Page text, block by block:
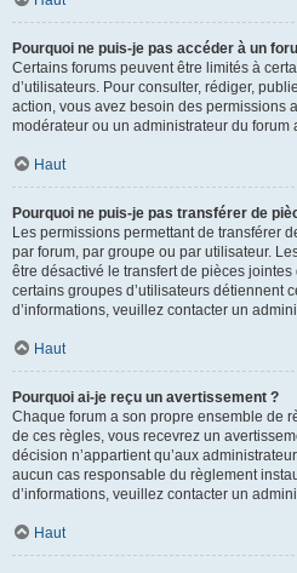
Pourquoi ne puis-je pas accéder à un
Certains forums peuvent être limités à
d’utilisateurs. Pour consulter, rédiger,
action, vous avez besoin des permissions
modérateur ou un administrateur du
Haut
Pourquoi ne puis-je pas transférer de
Les permissions permettant de transférer
par forum, par groupe ou par utilisateur.
être désactivé le transfert de pièces
certains groupes d’utilisateurs détiennent
d’informations, veuillez contacter un
Haut
Pourquoi ai-je reçu un avertissement ?
Chaque forum a son propre ensemble de
de ces règles, vous recevrez un
décision n’appartient qu’aux
aucun cas responsable du règlement
d’informations, veuillez contacter un
Haut